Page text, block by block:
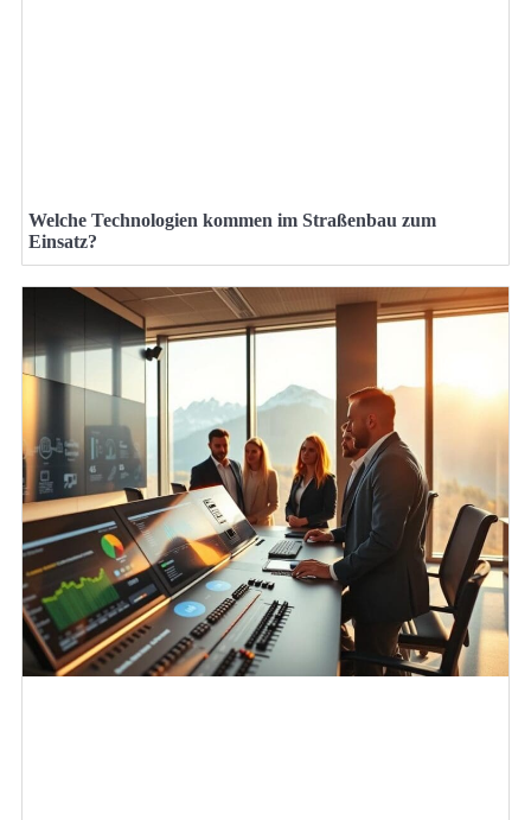
Welche Technologien kommen im Straßenbau zum
Einsatz?